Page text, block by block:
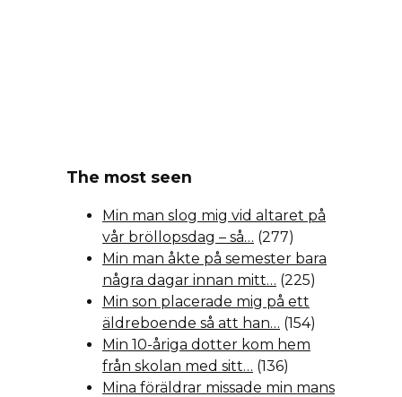
The most seen
Min man slog mig vid altaret på
vår bröllopsdag – så… (277)
Min man åkte på semester bara
några dagar innan mitt… (225)
Min son placerade mig på ett
äldreboende så att han… (154)
Min 10-åriga dotter kom hem
från skolan med sitt… (136)
Mina föräldrar missade min mans